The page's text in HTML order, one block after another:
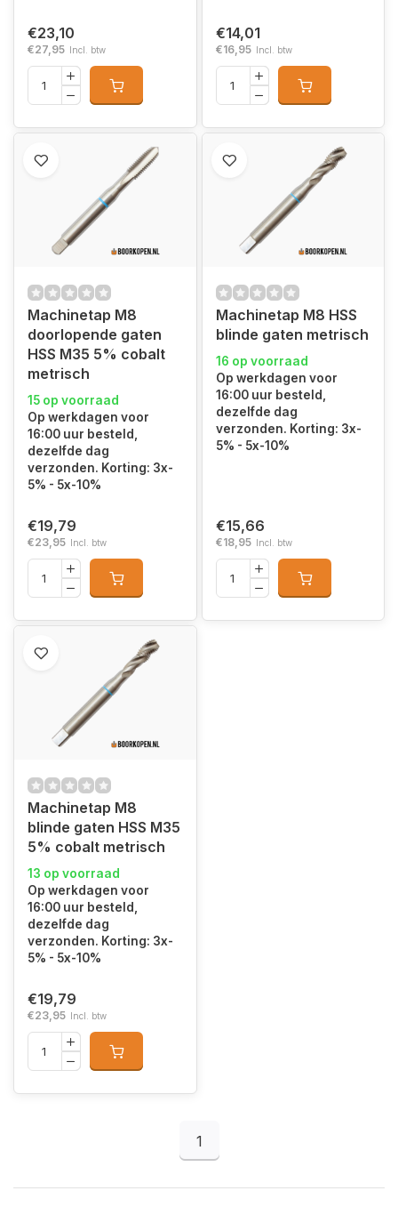
€23,10
€27,95 Incl. btw
€14,01
€16,95 Incl. btw
Machinetap M8
doorlopende gaten
HSS M35 5% cobalt
metrisch
15 op voorraad
Op werkdagen voor
16:00 uur besteld,
dezelfde dag
verzonden. Korting: 3x-
5% - 5x-10%
€19,79
€23,95 Incl. btw
Machinetap M8 HSS
blinde gaten metrisch
16 op voorraad
Op werkdagen voor
16:00 uur besteld,
dezelfde dag
verzonden. Korting: 3x-
5% - 5x-10%
€15,66
€18,95 Incl. btw
Machinetap M8
blinde gaten HSS M35
5% cobalt metrisch
13 op voorraad
Op werkdagen voor
16:00 uur besteld,
dezelfde dag
verzonden. Korting: 3x-
5% - 5x-10%
€19,79
€23,95 Incl. btw
1